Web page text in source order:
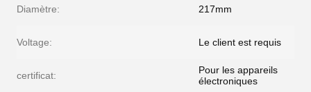
Diamètre: 217mm
Voltage: Le client est requis
certificat:
Pour les appareils
électroniques